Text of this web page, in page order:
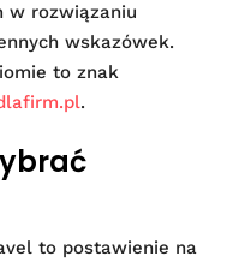
w rozwiązaniu
wskazówek.
to znak
.
to postawienie na